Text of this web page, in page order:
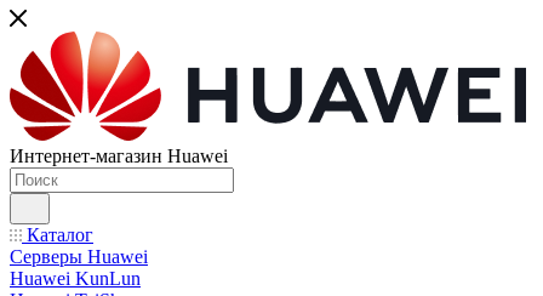
Интернет-магазин Huawei
Каталог
Серверы Huawei
Huawei KunLun